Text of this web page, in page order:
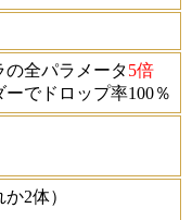
全パラメータ5倍
でドロップ率100％
2体）